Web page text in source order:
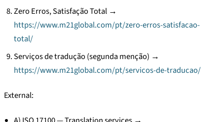
Zero Erros, Satisfação Total →
https://www.m21global.com/pt/zero-erros-satisfacao-
total/
Serviços de tradução (segunda menção) →
https://www.m21global.com/pt/servicos-de-traducao/
External: